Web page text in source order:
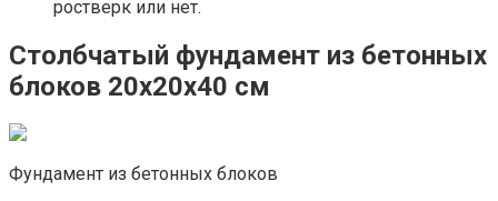
ростверк или нет.
Столбчатый фундамент из бетонных
блоков 20х20х40 см
Фундамент из бетонных блоков